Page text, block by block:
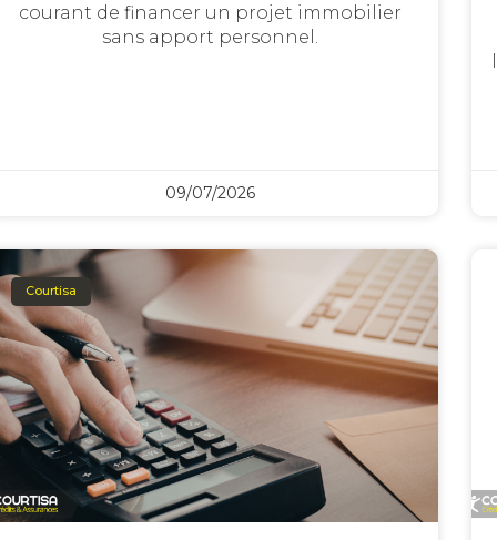
courant de financer un projet immobilier
sans apport personnel.
09/07/2026
Courtisa